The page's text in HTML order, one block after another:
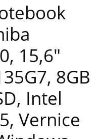
15,6″
8GB
Intel
Vernice